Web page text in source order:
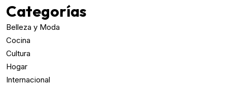
Categorías
Belleza y Moda
Cocina
Cultura
Hogar
Internacional